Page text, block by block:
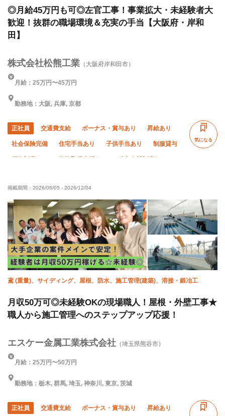
◎月給45万円も可◎左官工事！事業拡大・未経験者大
歓迎！抜群の職場環境＆充実の手当【大阪府・岸和
田】
株式会社松熊工業 （大阪府岸和田市）
月給：25万円〜45万円
勤務地：大阪, 兵庫, 京都
正社員 交通費支給 ボーナス・賞与あり 昇給あり
社会保険完備 住宅手当あり 子供手当あり 制服貸与
50代以上活躍中 60代以上活躍中
直帰・直行OK 夏季休暇 年末年始休暇 転勤なし
車・バイク通勤OK
気になる
掲載期間： 2026/06/05 - 2026/12/04
鳶 (重量)、サイディング、屋根、防水、施工管理(建築)、溶接・鍛冶工
月収50万可◎未経験OKの現場職人！屋根・外壁工事★
職人から施工管理へのステップアップ応援！
エスケー金属工業株式会社 （埼玉県熊谷市）
月給：25万円〜50万円
勤務地：栃木, 群馬, 埼玉, 神奈川, 東京, 茨城
正社員 交通費支給 ボーナス・賞与あり 昇給あり